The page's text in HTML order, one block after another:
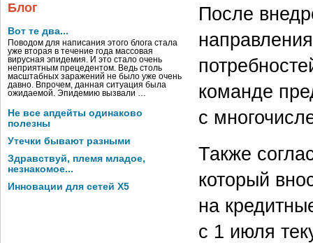
Блог
Вот те два...
Поводом для написания этого блога стала
уже вторая в течение года массовая
вирусная эпидемия. И это стало очень
неприятным прецедентом. Ведь столь
масштабных заражений не было уже очень
давно. Впрочем, данная ситуация была
ожидаемой. Эпидемию вызвали …
Не все апдейты одинаково
полезны
Утечки бывают разными
Здравствуй, племя младое,
незнакомое...
Инновации для сетей X5
После
команде
с
Также
который
на
с 1 июля